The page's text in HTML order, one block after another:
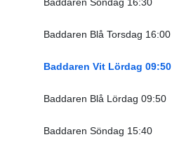
Baddaren Blå Torsdag 16:00
Baddaren Vit Lördag 09:50
Baddaren Blå Lördag 09:50
Baddaren Söndag 15:40